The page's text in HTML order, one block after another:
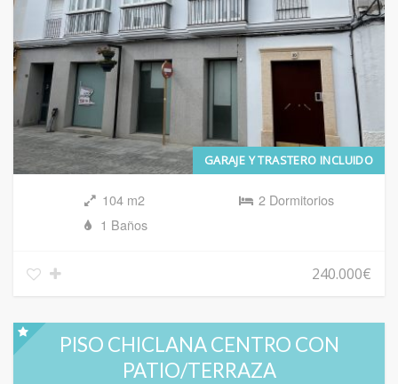
GARAJE Y TRASTERO INCLUIDO
104 m2
2 Dormitorios
1 Baños
240.000€
PISO CHICLANA CENTRO CON
PATIO/TERRAZA